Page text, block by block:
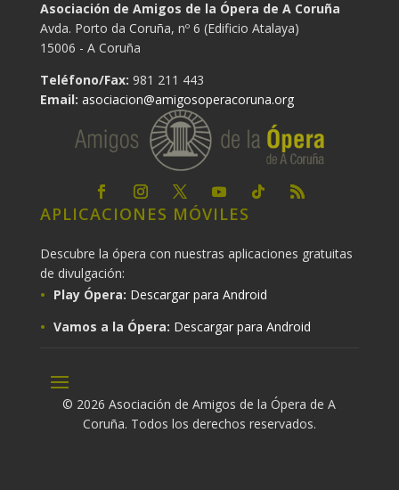
Asociación de Amigos de la Ópera de A Coruña
Avda. Porto da Coruña, nº 6 (Edificio Atalaya)
15006 - A Coruña
Teléfono/Fax: 981 211 443
Email: asociacion@amigosoperacoruna.org
APLICACIONES MÓVILES
Descubre la ópera con nuestras aplicaciones gratuitas
de divulgación:
Play Ópera: Descargar para Android
Vamos a la Ópera: Descargar para Android
© 2026 Asociación de Amigos de la Ópera de A
Coruña. Todos los derechos reservados.